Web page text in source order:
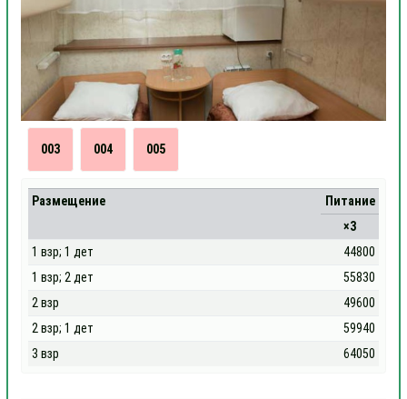
003 004 005
Размещение
Питание
×3
1 взр; 1 дет
44800
1 взр; 2 дет
55830
2 взр
49600
2 взр; 1 дет
59940
3 взр
64050